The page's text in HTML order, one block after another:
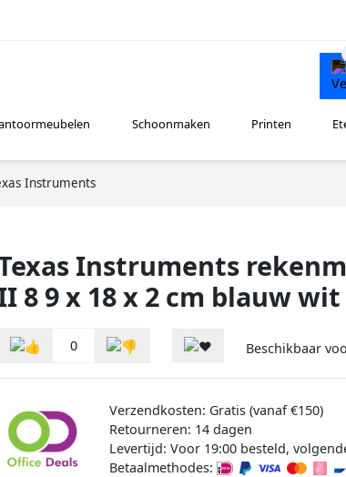
Schoonmaken Printen
Instruments
Instruments
8 9 x 18 x 2 cm blauw wit
0 Beschikbaar
Verzendkosten: Gratis (vanaf €150)
Retourneren: 14 dagen
Levertijd: Voor 19:00 besteld,
Betaalmethodes: